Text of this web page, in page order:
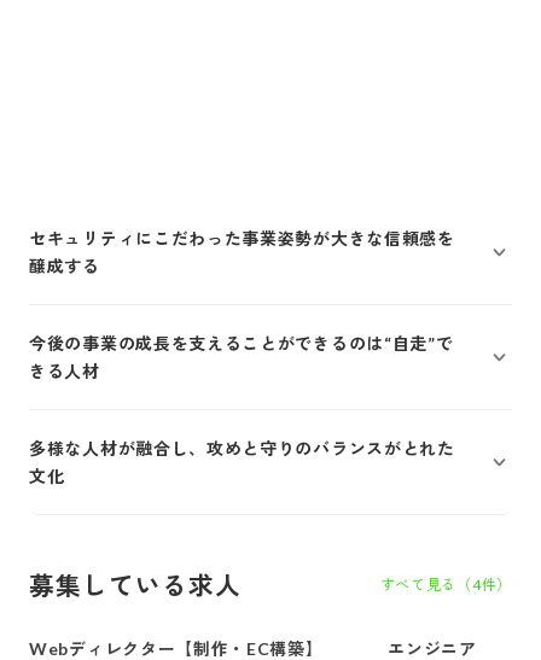
セキュリティにこだわった事業姿勢が大きな信頼感を
醸成する
今後の事業の成長を支えることができるのは“自走”で
きる人材
多様な人材が融合し、攻めと守りのバランスがとれた
文化
募集している求人 すべて見る（4件）
Webディレクター【制作・EC構築】 エンジニア